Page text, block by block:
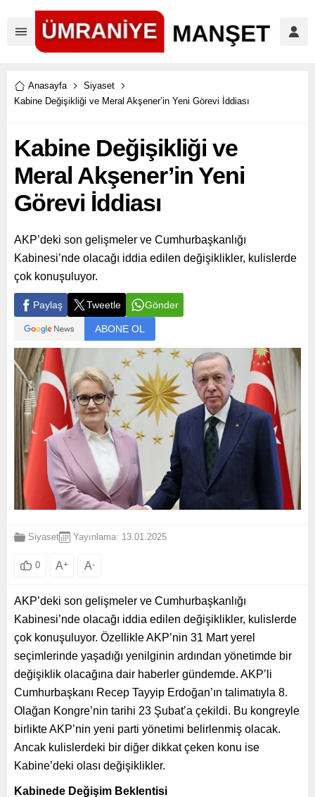
Anasayfa
Siyaset
Kabine Değişikliği ve Meral Akşener’in Yeni Görevi İddiası
Kabine Değişikliği ve
Meral Akşener’in Yeni
Görevi İddiası
AKP’deki son gelişmeler ve Cumhurbaşkanlığı
Kabinesi’nde olacağı iddia edilen değişiklikler, kulislerde
çok konuşuluyor.
Paylaş Tweetle Gönder
ABONE OL
Siyaset Yayınlama: 13.01.2025
0 A+ A-
AKP’deki son gelişmeler ve Cumhurbaşkanlığı
Kabinesi’nde olacağı iddia edilen değişiklikler, kulislerde
çok konuşuluyor. Özellikle AKP’nin 31 Mart yerel
seçimlerinde yaşadığı yenilginin ardından yönetimde bir
değişiklik olacağına dair haberler gündemde. AKP’li
Cumhurbaşkanı Recep Tayyip Erdoğan’ın talimatıyla 8.
Olağan Kongre’nin tarihi 23 Şubat’a çekildi. Bu kongreyle
birlikte AKP’nin yeni parti yönetimi belirlenmiş olacak.
Ancak kulislerdeki bir diğer dikkat çeken konu ise
Kabine’deki olası değişiklikler.
Kabinede Değişim Beklentisi